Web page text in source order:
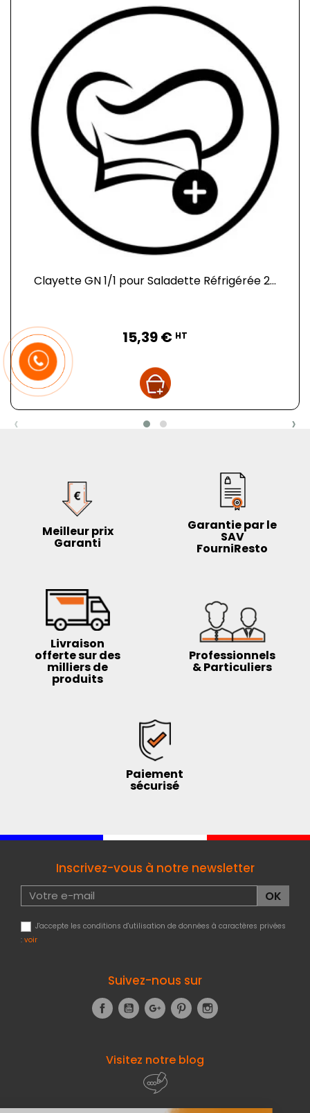
Clayette GN 1/1 pour Saladette Réfrigérée 2...
15,39 € HT
‹ ›
Meilleur prix
Garanti
Garantie par le
SAV
FourniResto
Livraison
offerte sur des
milliers de
produits
Professionnels
& Particuliers
Paiement
sécurisé
Inscrivez-vous à notre newsletter
J'accepte les conditions d'utilisation de données à caractères privées
: voir
Suivez-nous sur
FacebookYouTubeGoogle+Pinterest
Visitez notre blog